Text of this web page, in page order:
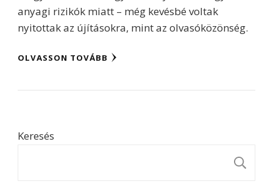
anyagi rizikók miatt – még kevésbé voltak
nyitottak az újításokra, mint az olvasóközönség.
OLVASSON TOVÁBB
Keresés